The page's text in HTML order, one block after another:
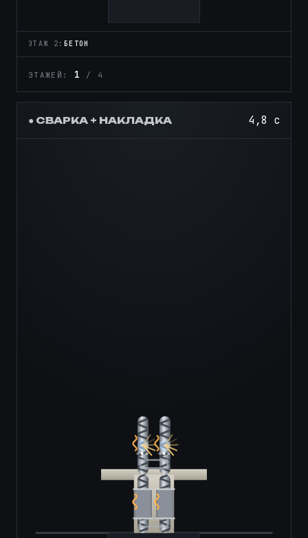
ЭТАЖ 3: ОПАЛУБКА
ЭТАЖЕЙ: 2 / 4
● СВАРКА + НАКЛАДКА 6,9 с